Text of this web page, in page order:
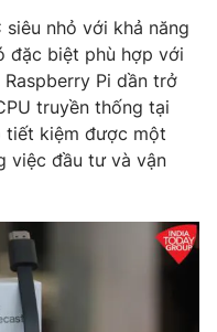
nhỏ với khả năng
đặc biệt phù hợp với
Pi dần trở
truyền thống tại
tiết kiệm được một
việc đầu tư và vận